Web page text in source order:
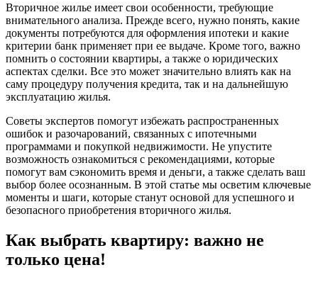
Вторичное жилье имеет свои особенности, требующие
внимательного анализа. Прежде всего, нужно понять, какие
документы потребуются для оформления ипотеки и какие
критерии банк применяет при ее выдаче. Кроме того, важно
помнить о состоянии квартиры, а также о юридических
аспектах сделки. Все это может значительно влиять как на
саму процедуру получения кредита, так и на дальнейшую
эксплуатацию жилья.
Советы экспертов помогут избежать распространенных
ошибок и разочарований, связанных с ипотечными
программами и покупкой недвижимости. Не упустите
возможность ознакомиться с рекомендациями, которые
помогут вам сэкономить время и деньги, а также сделать ваш
выбор более осознанным. В этой статье мы осветим ключевые
моменты и шаги, которые станут основой для успешного и
безопасного приобретения вторичного жилья.
Как выбрать квартиру: важно не
только цена!